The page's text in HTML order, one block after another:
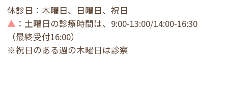
休診日：木曜日、日曜日、祝日
▲ ：土曜日の診療時間は、9:00-13:00/14:00-16:30
（最終受付16:00）
※祝日のある週の木曜日は診察